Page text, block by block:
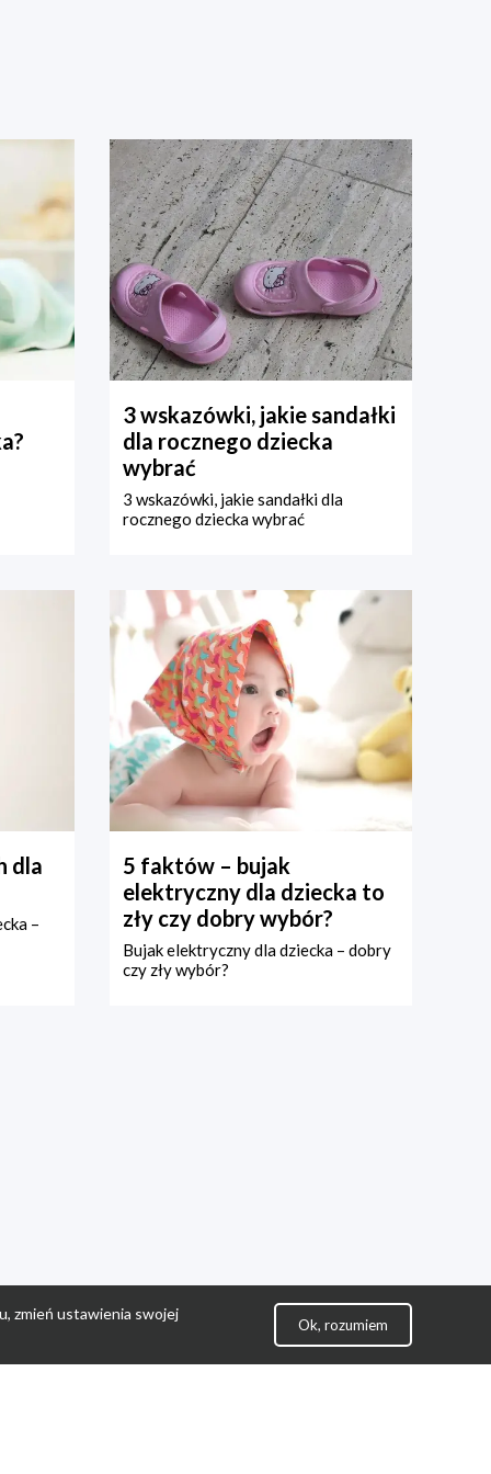
3 wskazówki, jakie sandałki
dla rocznego dziecka
wybrać
3 wskazówki, jakie sandałki dla
rocznego dziecka wybrać
dla
–
5 faktów – bujak
elektryczny dla dziecka to
zły czy dobry wybór?
Bujak elektryczny dla dziecka – dobry
czy zły wybór?
zmień ustawienia swojej
Ok, rozumiem